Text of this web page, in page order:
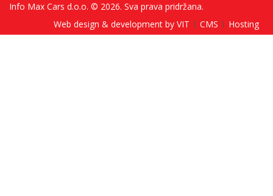
Info Max Cars d.o.o. © 2026. Sva prava pridržana.
Web design & development by VIT
CMS Hosting